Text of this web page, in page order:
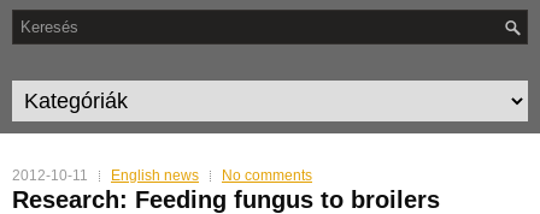
2012-10-11 English news No comments
Research: Feeding fungus to broilers